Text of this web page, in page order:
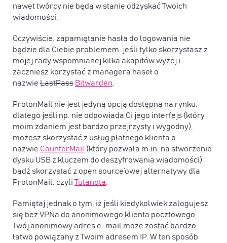
nawet twórcy nie będą w stanie odzyskać Twoich
wiadomości.
Oczywiście, zapamiętanie hasła do logowania nie
będzie dla Ciebie problemem, jeśli tylko skorzystasz z
mojej rady wspomnianej kilka akapitów wyżej i
zaczniesz korzystać z managera haseł o
nazwie LastPass Bitwarden.
ProtonMail nie jest jedyną opcją dostępną na rynku,
dlatego jeśli np. nie odpowiada Ci jego interfejs (który
moim zdaniem jest bardzo przejrzysty i wygodny),
możesz skorzystać z usług płatnego klienta o
nazwie CounterMail (który pozwala m.in. na stworzenie
dysku USB z kluczem do deszyfrowania wiadomości)
bądź skorzystać z open source’owej alternatywy dla
ProtonMail, czyliTutanota.
Pamiętaj jednak o tym, iż jeśli kiedykolwiek zalogujesz
się bez VPNa do anonimowego klienta pocztowego,
Twój anonimowy adres e-mail może zostać bardzo
łatwo powiązany z Twoim adresem IP. W ten sposób